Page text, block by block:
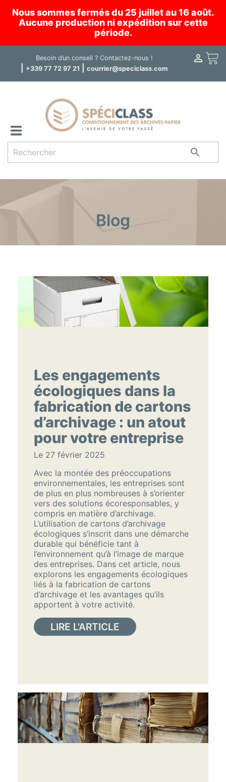
Nous sommes fermés du 25 juillet au 16 août.
Aucune production ni expédition sur cette
période.
Besoin d’un conseil ? Contactez-nous !
+339 77 72 97 21 courrier@speciclass.com
 Panier

Blog
Les engagements
écologiques dans la
fabrication de cartons
d’archivage : un atout
pour votre entreprise
Le 27 février 2025
Avec la montée des préoccupations
environnementales, les entreprises sont
de plus en plus nombreuses à s’orienter
vers des solutions écoresponsables, y
compris en matière d’archivage.
L’utilisation de cartons d’archivage
écologiques s’inscrit dans une démarche
durable qui bénéficie tant à
l’environnement qu’à l’image de marque
des entreprises. Dans cet article, nous
explorons les engagements écologiques
liés à la fabrication de cartons
d’archivage et les avantages qu’ils
apportent à votre activité.
LIRE L'ARTICLE